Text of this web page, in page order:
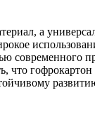
а
современного
что